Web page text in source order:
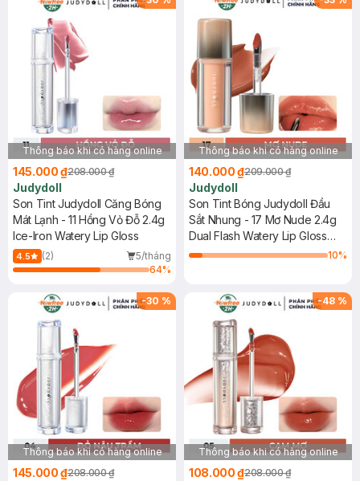
Thông báo khi có hàng online
145.000 ₫208.000 ₫
Judydoll
Son Tint Judydoll Căng Bóng
Mát Lạnh - 11 Hồng Vỏ Đỗ 2.4g
Ice-Iron Watery Lip Gloss
4.5 (2)
5/tháng
64%
Thông báo khi có hàng online
140.000 ₫209.000 ₫
Judydoll
Son Tint Bóng Judydoll Đầu
Sắt Nhung - 17 Mơ Nude 2.4g
Dual Flash Watery Lip Gloss
#Peachy Whirl
10%
-30 %
Thông báo khi có hàng online
145.000 ₫208.000 ₫
-48 %
Thông báo khi có hàng online
108.000 ₫208.000 ₫